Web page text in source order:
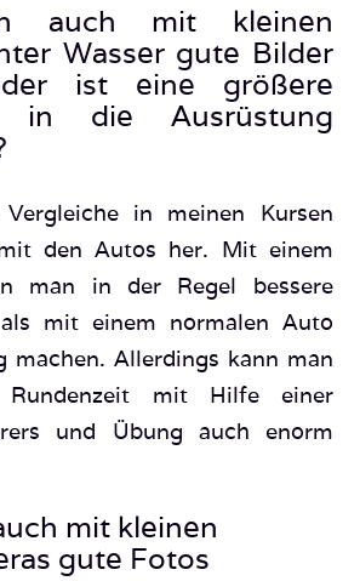
auch mit kleinen
Wasser gute Bilder
ist eine größere
in die Ausrüstung
in meinen Kursen
den Autos her. Mit einem
man in der Regel bessere
als mit einem normalen Auto
machen. Allerdings kann man
Rundenzeit mit Hilfe einer
und Übung auch enorm
mit kleinen
gute Fotos